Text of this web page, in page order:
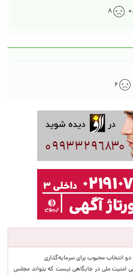
۰ ۸
۶
انتخاب محبوب برای سرمایه‌گذاری
امنیت ملی در جایگاهی نیست که بتواند مجلس